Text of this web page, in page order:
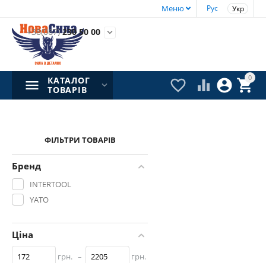
Рус Укр
Меню
+38(067)230 50 00 
0


 
КАТАЛОГ
ТОВАРІВ
ФІЛЬТРИ ТОВАРІВ
Бренд
INTERTOOL
YATO
Ціна
грн. – грн.